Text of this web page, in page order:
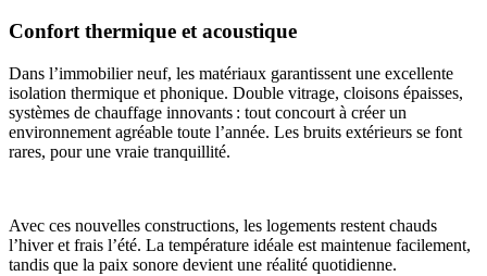
Confort thermique et acoustique
Dans l’immobilier neuf, les matériaux garantissent une excellente
isolation thermique et phonique. Double vitrage, cloisons épaisses,
systèmes de chauffage innovants : tout concourt à créer un
environnement agréable toute l’année. Les bruits extérieurs se font
rares, pour une vraie tranquillité.
Avec ces nouvelles constructions, les logements restent chauds
l’hiver et frais l’été. La température idéale est maintenue facilement,
tandis que la paix sonore devient une réalité quotidienne.